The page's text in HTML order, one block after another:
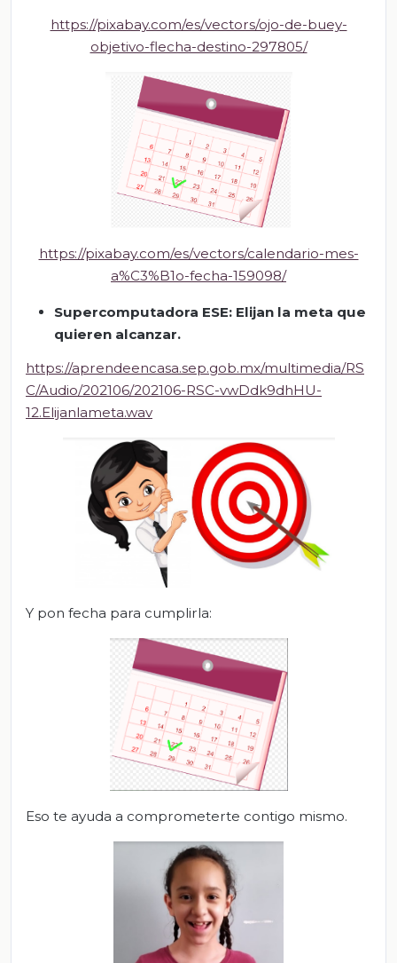
https://pixabay.com/es/vectors/ojo-de-buey-
objetivo-flecha-destino-297805/
https://pixabay.com/es/vectors/calendario-mes-
a%C3%B1o-fecha-159098/
Supercomputadora ESE: Elijan la meta que
quieren alcanzar.
https://aprendeencasa.sep.gob.mx/multimedia/RS
C/Audio/202106/202106-RSC-vwDdk9dhHU-
12.Elijanlameta.wav
Y pon fecha para cumplirla:
Eso te ayuda a comprometerte contigo mismo.